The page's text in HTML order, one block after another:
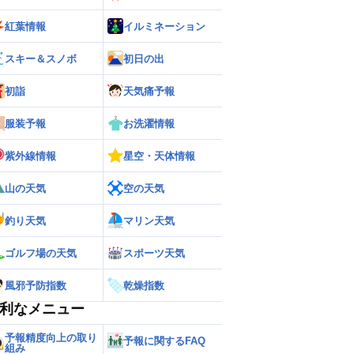
紅葉情報 イルミネーション
スキー＆スノボ 初日の出
初詣 天気痛予報
服装予報 お洗濯情報
紫外線情報 星空・天体情報
山の天気 空の天気
釣り天気 マリン天気
ゴルフ場の天気 スポーツ天気
風邪予防指数 乾燥指数
なメニュー
予報精度向上の取り
組み
予報に関するFAQ